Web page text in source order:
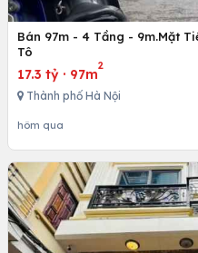
Bán 97m - 4 Tầng - 9m.Mặt
Tô
17.3 tỷ · 97m
2
Thành phố Hà Nội
hôm qua